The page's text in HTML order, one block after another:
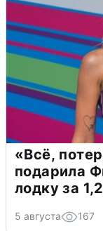
«Всё,
подарила
лодку за
5 августа 167